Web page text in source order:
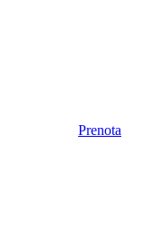
Prenota